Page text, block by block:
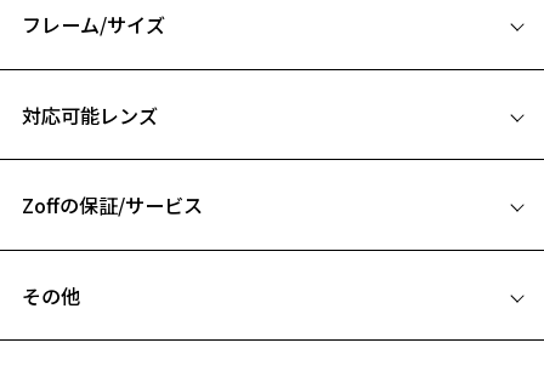
ブラックは表情を引き締め、シルバーは知的な印象を与えてくれま
す。
仕事ではもちろん、休みの日でもシーンを問わずお使い頂けるマルチ
※商品の構造上、レンズが剥き出しになっている部分がございます。
ください。
フレーム/サイズ
B ブリッジ(鼻部分)の横幅：16mm
対応可能レンズ
フレームとレンズの合計料金を知りたい方へ
Zoffの保証/サービス
その他